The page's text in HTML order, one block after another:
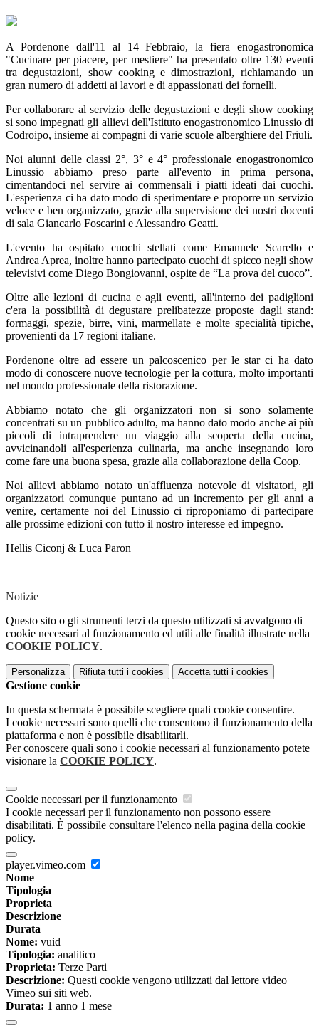
A Pordenone dall'11 al 14 Febbraio, la fiera enogastronomica
"Cucinare per piacere, per mestiere" ha presentato oltre 130 eventi
tra degustazioni, show cooking e dimostrazioni, richiamando un
gran numero di addetti ai lavori e di appassionati dei fornelli.
Per collaborare al servizio delle degustazioni e degli show cooking
si sono impegnati gli allievi dell'Istituto enogastronomico Linussio di
Codroipo, insieme ai compagni di varie scuole alberghiere del Friuli.
Noi alunni delle classi 2°, 3° e 4° professionale enogastronomico
Linussio abbiamo preso parte all'evento in prima persona,
cimentandoci nel servire ai commensali i piatti ideati dai cuochi.
L'esperienza ci ha dato modo di sperimentare e proporre un servizio
veloce e ben organizzato, grazie alla supervisione dei nostri docenti
di sala Giancarlo Foscarini e Alessandro Geatti.
L'evento ha ospitato cuochi stellati come Emanuele Scarello e
Andrea Aprea, inoltre hanno partecipato cuochi di spicco negli show
televisivi come Diego Bongiovanni, ospite de “La prova del cuoco”.
Oltre alle lezioni di cucina e agli eventi, all'interno dei padiglioni
c'era la possibilità di degustare prelibatezze proposte dagli stand:
formaggi, spezie, birre, vini, marmellate e molte specialità tipiche,
provenienti da 17 regioni italiane.
Pordenone oltre ad essere un palcoscenico per le star ci ha dato
modo di conoscere nuove tecnologie per la cottura, molto importanti
nel mondo professionale della ristorazione.
Abbiamo notato che gli organizzatori non si sono solamente
concentrati su un pubblico adulto, ma hanno dato modo anche ai più
piccoli di intraprendere un viaggio alla scoperta della cucina,
avvicinandoli all'esperienza culinaria, ma anche insegnando loro
come fare una buona spesa, grazie alla collaborazione della Coop.
Noi allievi abbiamo notato un'affluenza notevole di visitatori, gli
organizzatori comunque puntano ad un incremento per gli anni a
venire, certamente noi del Linussio ci riproponiamo di partecipare
alle prossime edizioni con tutto il nostro interesse ed impegno.
Hellis Ciconj & Luca Paron
Notizie
Questo sito o gli strumenti terzi da questo utilizzati si avvalgono di
cookie necessari al funzionamento ed utili alle finalità illustrate nella
COOKIE POLICY.
Personalizza Rifiuta tutti i cookies Accetta tutti i cookies
Gestione cookie
In questa schermata è possibile scegliere quali cookie consentire.
I cookie necessari sono quelli che consentono il funzionamento della
piattaforma e non è possibile disabilitarli.
Per conoscere quali sono i cookie necessari al funzionamento potete
visionare la COOKIE POLICY.
Cookie necessari per il funzionamento
I cookie necessari per il funzionamento non possono essere
disabilitati. È possibile consultare l'elenco nella pagina della cookie
policy.
player.vimeo.com
Nome
Tipologia
Proprieta
Descrizione
Durata
Nome: vuid
Tipologia: analitico
Proprieta: Terze Parti
Descrizione: Questi cookie vengono utilizzati dal lettore video
Vimeo sui siti web.
Durata: 1 anno 1 mese